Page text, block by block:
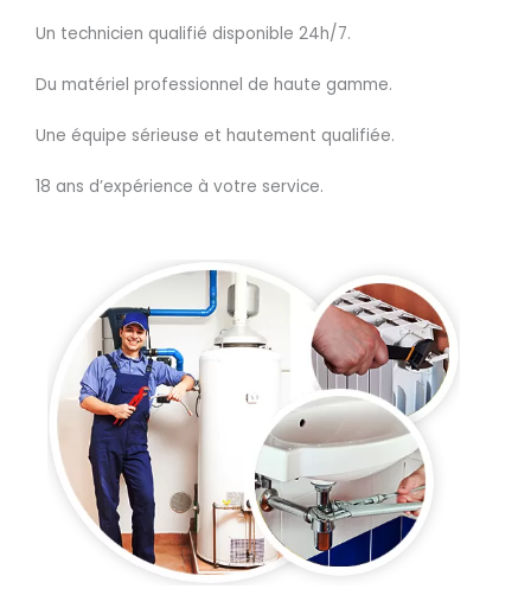
Un technicien qualifié disponible 24h/7.
Du matériel professionnel de haute gamme.
Une équipe sérieuse et hautement qualifiée.
18 ans d’expérience à votre service.